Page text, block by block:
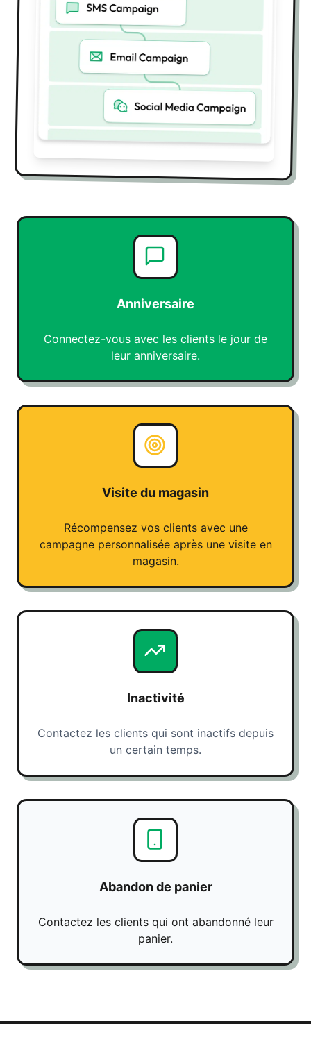
Anniversaire
Connectez-vous avec les clients le jour de
leur anniversaire.
Visite du magasin
Récompensez vos clients avec une
campagne personnalisée après une visite en
magasin.
Inactivité
Contactez les clients qui sont inactifs depuis
un certain temps.
Abandon de panier
Contactez les clients qui ont abandonné leur
panier.